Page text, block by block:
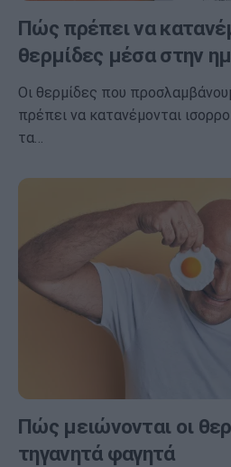
Πώς πρέπει να
θερμίδες μέσα στην
Οι θερμίδες που
πρέπει να κατανέμονται
τα…
Πώς μειώνονται οι
τηγανητά φαγητά